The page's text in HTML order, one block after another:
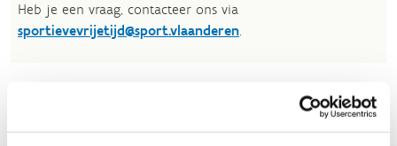
Heb je een vraag, contacteer ons via
sportievevrijetijd@sport.vlaanderen.​